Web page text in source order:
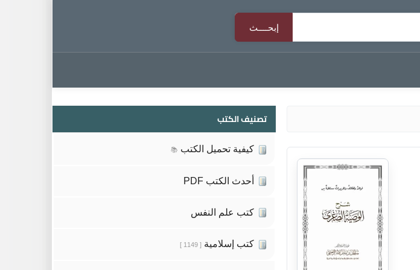
تصنيف الكتب
كيفية تحميل الكتب 📚
أحدث الكتب PDF
كتب علم النفس
كتب إسلامية [ 1149 ]